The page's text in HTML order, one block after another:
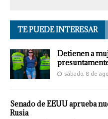
TE PUEDE INTERESAR
Detienen a
sábado, 8 de
Senado de EEUU aprueba
Rusia